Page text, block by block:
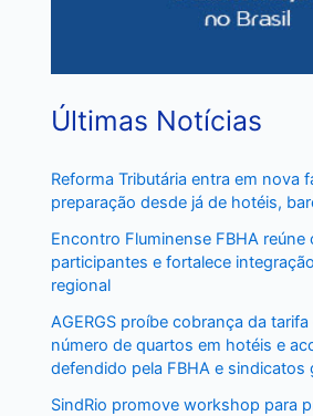
Últimas Notícias
Reforma Tributária entra em nova
preparação desde já de hotéis,
Encontro Fluminense FBHA reúne
participantes e fortalece
regional
AGERGS proíbe cobrança da
número de quartos em hotéis e
defendido pela FBHA e sindicatos
SindRio promove workshop para